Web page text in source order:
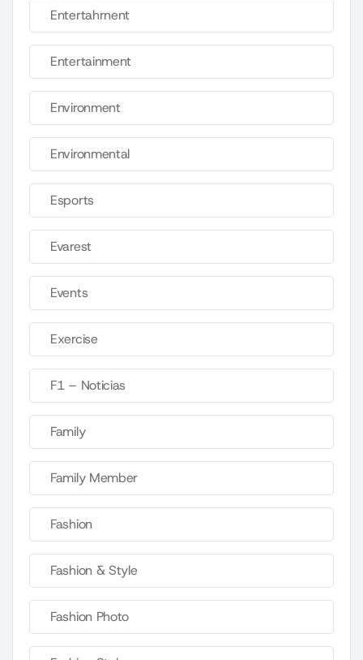
Entertahrnent
Entertainment
Environment
Environmental
Esports
Evarest
Events
Exercise
F1 – Noticias
Family
Family Member
Fashion
Fashion & Style
Fashion Photo